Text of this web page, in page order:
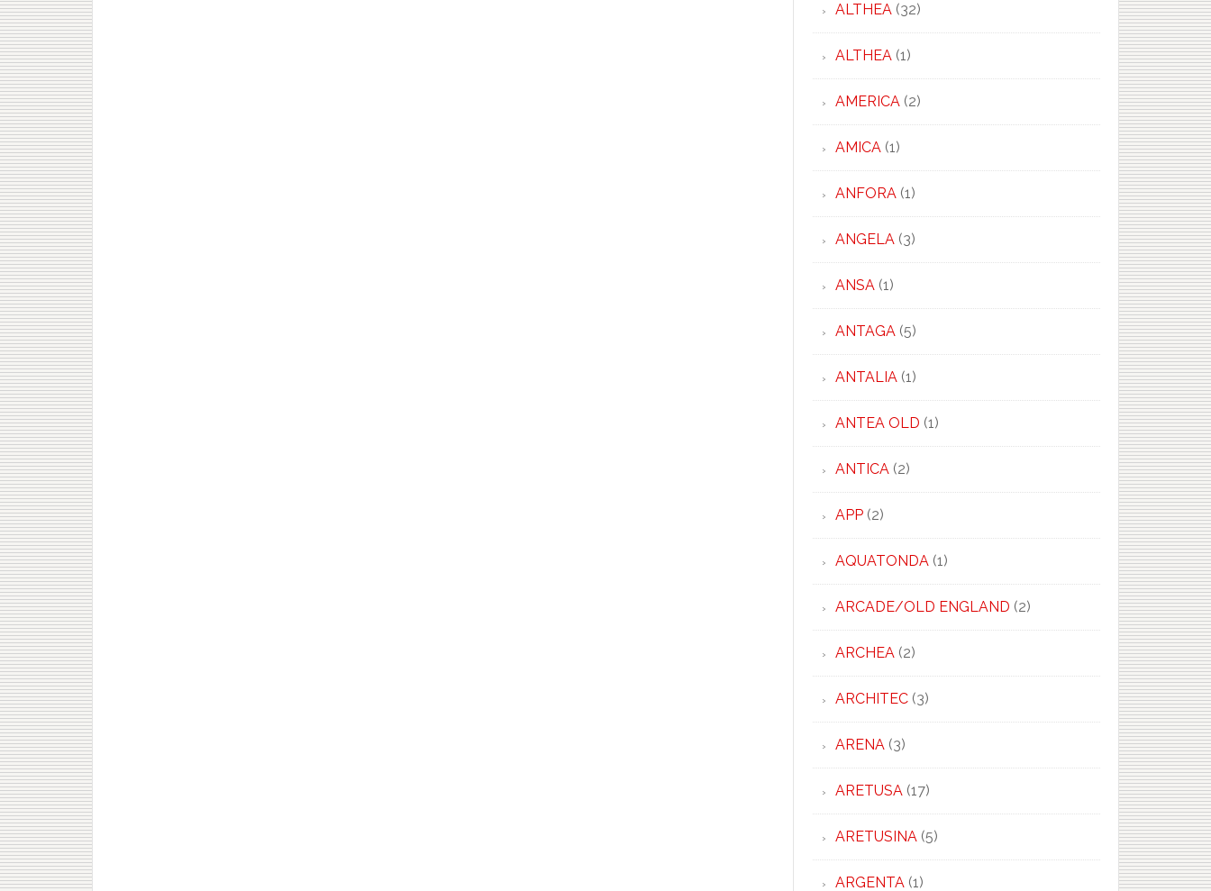
ALTHEA(32)
ALTHEA(1)
AMERICA(2)
AMICA(1)
ANFORA(1)
ANGELA(3)
ANSA(1)
ANTAGA(5)
ANTALIA(1)
ANTEA OLD(1)
ANTICA(2)
APP(2)
AQUATONDA(1)
ARCADE/OLD ENGLAND(2)
ARCHEA(2)
ARCHITEC(3)
ARENA(3)
ARETUSA(17)
ARETUSINA(5)
ARGENTA(1)